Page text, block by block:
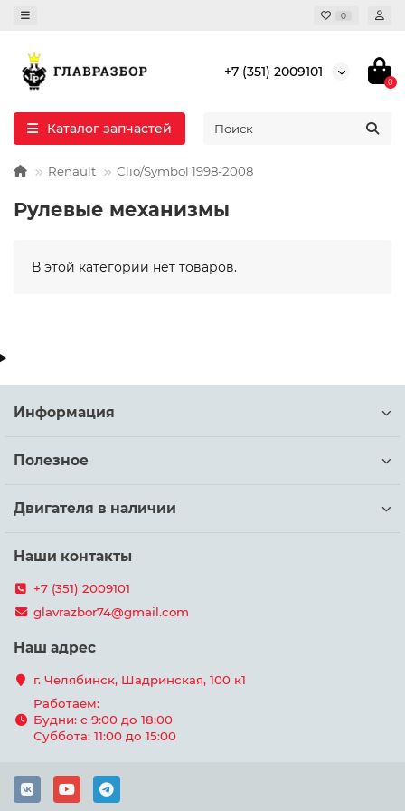
0
+7 (351) 2009101
0
Каталог запчастей
Renault Clio/Symbol 1998-2008
Рулевые механизмы
В этой категории нет товаров.
Информация
Полезное
Двигателя в наличии
Наши контакты
+7 (351) 2009101
glavrazbor74@gmail.com
Наш адрес
г. Челябинск, Шадринская, 100 к1
Работаем:
Будни: с 9:00 до 18:00
Суббота: 11:00 до 15:00